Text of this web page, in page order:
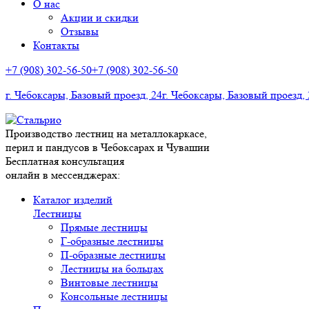
О нас
Акции и скидки
Отзывы
Контакты
+7 (908) 302-56-50+7 (908) 302-56-50
г. Чебоксары, Базовый проезд, 24г. Чебоксары, Базовый проезд,
Производство лестниц на металлокаркасе,
перил и пандусов в Чебоксарах и Чувашии
Бесплатная консультация
онлайн в мессенджерах:
Каталог изделий
Лестницы
Прямые лестницы
Г-образные лестницы
П-образные лестницы
Лестницы на больцах
Винтовые лестницы
Консольные лестницы